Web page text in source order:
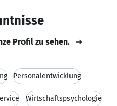
Profil zu sehen.
Personalentwicklung
Wirtschaftspsychologie